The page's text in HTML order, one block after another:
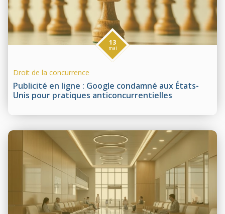
Publicité en ligne : Google condamné aux États-
Unis pour pratiques anticoncurrentielles
13
mai
Droit de la concurrence